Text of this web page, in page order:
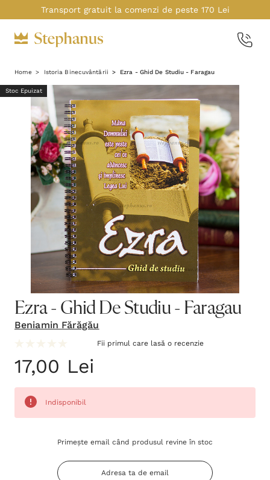
Transport gratuit la comenzi de peste 170 Lei
Home Istoria Binecuvântării Ezra - Ghid De Studiu - Faragau
Stoc Epuizat
Ezra - Ghid De Studiu - Faragau
Beniamin Fărăgău
Fii primul care lasă o recenzie
17,00 Lei
Indisponibil
Primește email când produsul revine în stoc